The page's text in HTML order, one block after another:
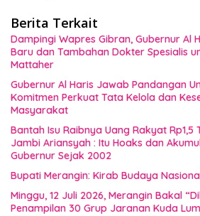
Berita Terkait
Dampingi Wapres Gibran, Gubernur Al
Baru dan Tambahan Dokter Spesialis
Mattaher
Gubernur Al Haris Jawab Pandangan
Komitmen Perkuat Tata Kelola dan
Masyarakat
Bantah Isu Raibnya Uang Rakyat Rp1,5
Jambi Ariansyah : Itu Hoaks dan
Gubernur Sejak 2002
Bupati Merangin: Kirab Budaya
Minggu, 12 Juli 2026, Merangin Bakal
Penampilan 30 Grup Jaranan Kuda